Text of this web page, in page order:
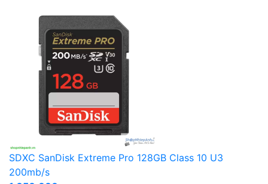
SDXC SanDisk Extreme Pro 128GB Class 10 U3
200mb/s